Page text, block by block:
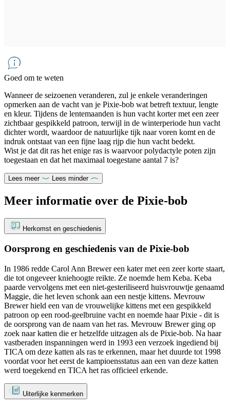
Goed om te weten
Wanneer de seizoenen veranderen, zul je enkele veranderingen
opmerken aan de vacht van je Pixie-bob wat betreft textuur, lengte
en kleur. Tijdens de lentemaanden is hun vacht korter met een zeer
zichtbaar gespikkeld patroon, terwijl in de winterperiode hun vacht
dichter wordt, waardoor de natuurlijke tijk naar voren komt en de
indruk ontstaat van een fijne laag rijp die hun vacht bedekt.
Wist je dat dit ras het enige ras is waarvoor polydactyle poten zijn
toegestaan en dat het maximaal toegestane aantal 7 is?
Lees meer Lees minder
Meer informatie over de Pixie-bob
Herkomst en geschiedenis
Oorsprong en geschiedenis van de Pixie-bob
In 1986 redde Carol Ann Brewer een kater met een zeer korte staart,
die tot ongeveer kniehoogte reikte. Ze noemde hem Keba. Keba
paarde vervolgens met een niet-gesteriliseerd huisvrouwtje genaamd
Maggie, die het leven schonk aan een nestje kittens. Mevrouw
Brewer hield een van de vrouwelijke kittens met een gespikkeld
patroon op een rood-geelbruine vacht en noemde haar Pixie - dit is
de oorsprong van de naam van het ras. Mevrouw Brewer ging op
zoek naar katten die er hetzelfde uitzagen als de Pixie-bob. Na haar
vastberaden inspanningen werd in 1993 een verzoek ingediend bij
TICA om deze katten als ras te erkennen, maar het duurde tot 1998
voordat voor het eerst de kampioensstatus aan een van deze katten
werd toegekend en TICA het ras officieel erkende.
Uiterlijke kenmerken